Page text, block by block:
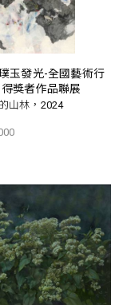
玉發光-全國藝術行
獎者作品聯展
山林，2024